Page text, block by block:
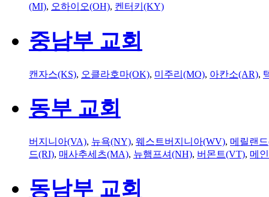
(MI), 오하이오(OH), 켄터키(KY)
중남부 교회
캔자스(KS), 오클라호마(OK), 미주리(MO), 아칸소(AR),
동부 교회
버지니아(VA), 뉴욕(NY), 웨스트버지니아(WV), 메릴랜
드(RI), 매사추세츠(MA), 뉴햄프셔(NH), 버몬트(VT), 메
동남부 교회